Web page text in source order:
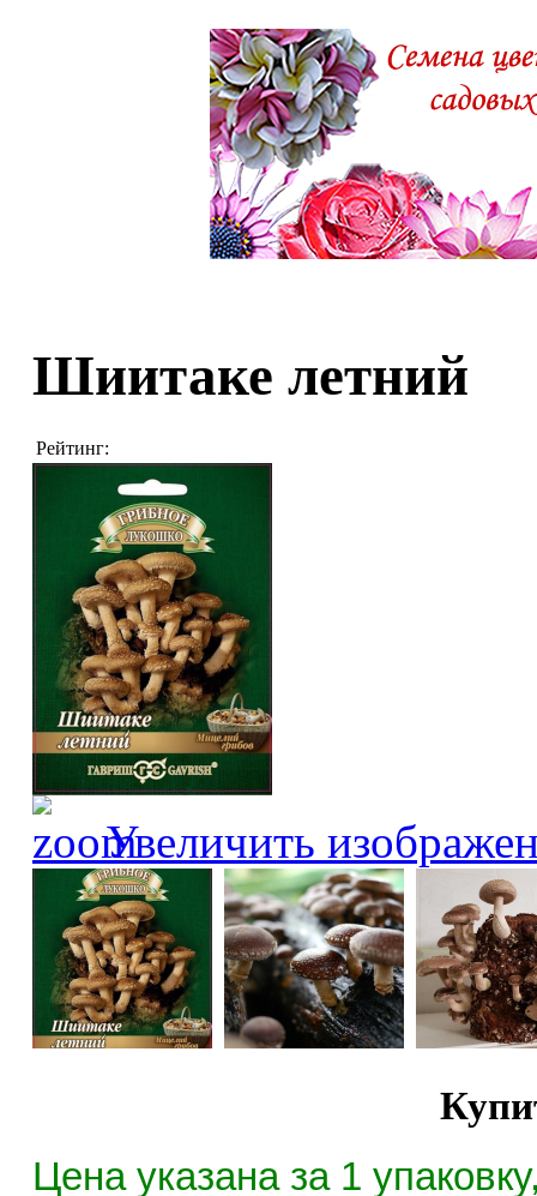
Шиитаке летний
Рейтинг:
Увеличить
Цена указана за 1